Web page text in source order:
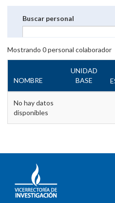
Buscar personal
Mostrando 0personal colaborador
NOMBRE
UNIDAD
BASE
No hay datos
disponibles